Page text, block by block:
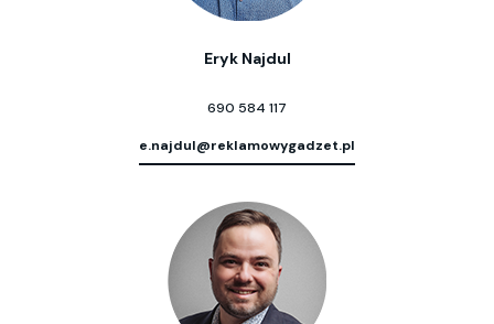
Eryk Najdul
690 584 117
e.najdul@reklamowygadzet.pl